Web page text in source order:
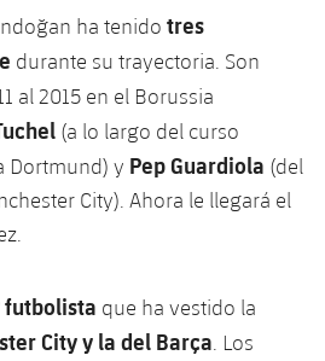
ha tenido tres
durante su trayectoria. Son
al 2015 en el Borussia
(a lo largo del curso
Dortmund) y Pep Guardiola (del
City). Ahora le llegará el
futbolista que ha vestido la
City y la del Barça . Los